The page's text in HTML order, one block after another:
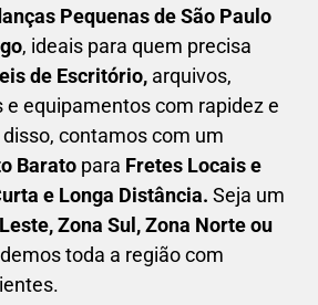
Pequenasde São Paulo
, ideais para quem precisa
de Escritório, arquivos,
equipamentos com rapidez e
contamos com um
Barato para Fretes Locais e
e Longa Distância. Seja um
Zona Sul, Zona Norte ou
toda a região com